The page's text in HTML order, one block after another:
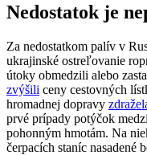
Nedostatok je
Za nedostatkom palív v
ukrajinské ostreľovanie
útoky obmedzili alebo
zvýšili ceny cestovných
hromadnej dopravy
prvé prípady potýčok
pohonným hmotám. Na
čerpacích staníc nasadené